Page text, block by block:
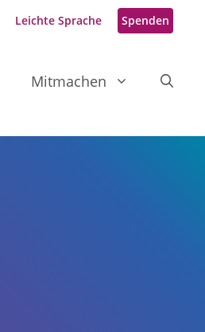
Leichte Sprache Spenden
Mitmachen